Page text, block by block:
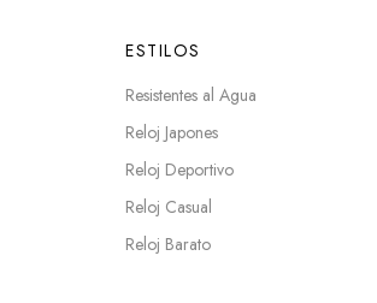
ESTILOS
Resistentes al Agua
Reloj Japones
Reloj Deportivo
Reloj Casual
Reloj Barato